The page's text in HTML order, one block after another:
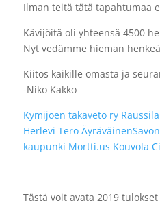
Ilman teitä tätä tapahtumaa
Kävijöitä oli yhteensä 4500
Nyt vedämme hieman
Kiitos kaikille omasta ja
-Niko Kakko
Kymijoen takaveto ry
Herlevi Tero Äyräväinen
kaupunki Mortti.us Kouvola
Tästä voit avata 2019